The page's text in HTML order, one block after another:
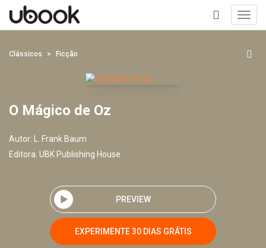
+
Clássicos Ficção
O Mágico de Oz
Autor:
L. Frank Baum
Editora: UBK Publishing House
PREVIEW
EXPERIMENTE 30 DIAS GRÁTIS